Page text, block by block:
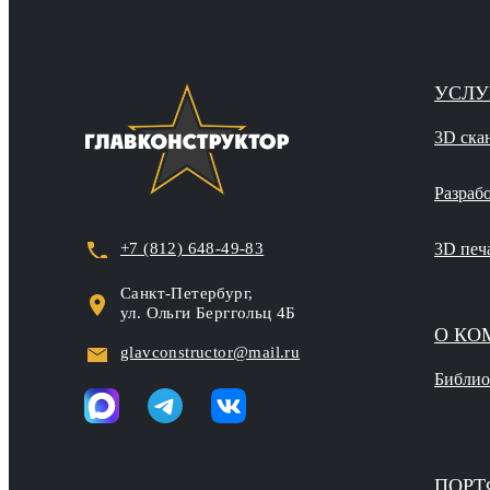
+7 (812) 648-49-83
Санкт‑Петербург,
ул. Ольги Берггольц 4Б
glavconstructor@mail.ru
3D
3D
О